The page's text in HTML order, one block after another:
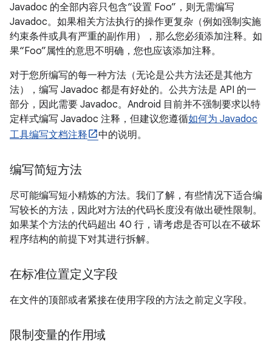
Javadoc 的全部内容只包含“设置 Foo”，则无需编写
Javadoc。如果相关方法执行的操作更复杂（例如强制实施
约束条件或具有严重的副作用），那么您必须添加注释。如
果“Foo”属性的意思不明确，您也应该添加注释。
对于您所编写的每一种方法（无论是公共方法还是其他方
法），编写 Javadoc 都是有好处的。公共方法是 API 的一
部分，因此需要 Javadoc。Android 目前并不强制要求以特
定样式编写 Javadoc 注释，但建议您遵循如何为 Javadoc
工具编写文档注释
中的说明。
编写简短方法
尽可能编写短小精炼的方法。我们了解，有些情况下适合编
写较长的方法，因此对方法的代码长度没有做出硬性限制。
如果某个方法的代码超出 40 行，请考虑是否可以在不破坏
程序结构的前提下对其进行拆解。
在标准位置定义字段
在文件的顶部或者紧接在使用字段的方法之前定义字段。
限制变量的作用域